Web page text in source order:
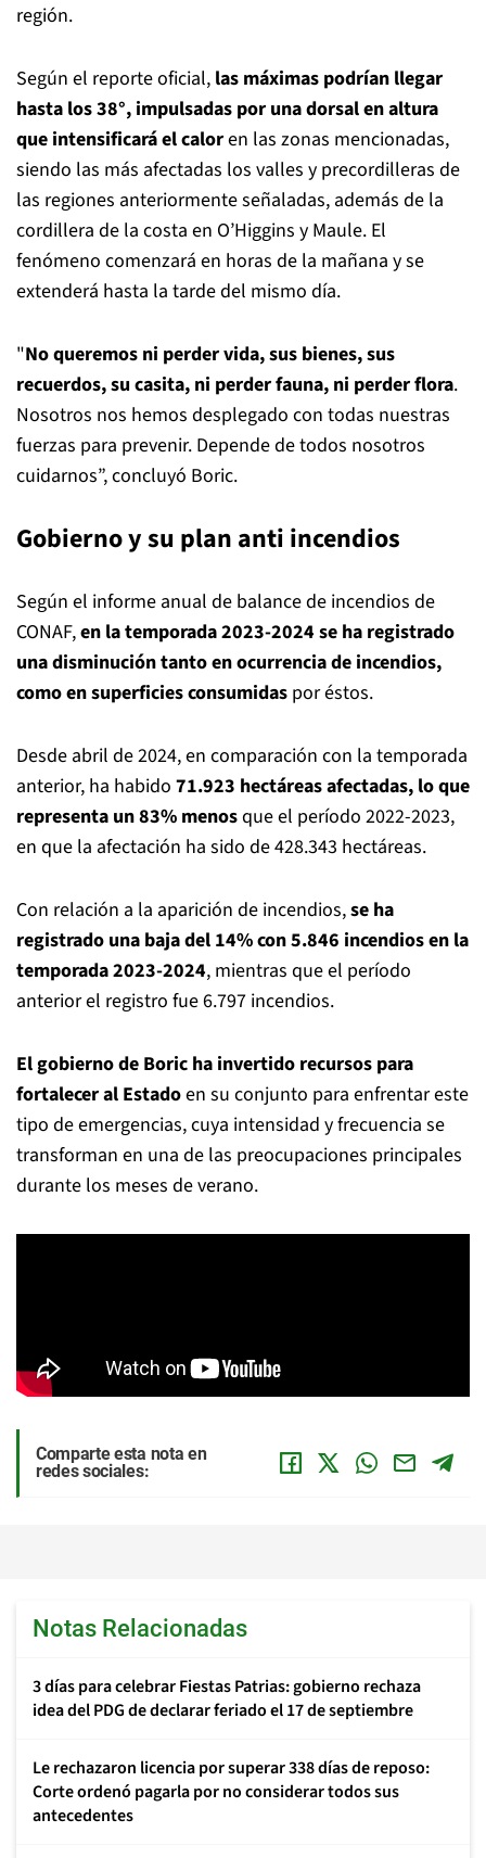
región.
Según el reporte oficial, las máximas podrían llegar
hasta los 38°, impulsadas por una dorsal en altura
que intensificará el caloren las zonas mencionadas,
siendo las más afectadas los valles y precordilleras de
las regiones anteriormente señaladas, además de la
cordillera de la costa en O’Higgins y Maule. El
fenómeno comenzará en horas de la mañana y se
extenderá hasta la tarde del mismo día.
"No queremos ni perder vida, sus bienes, sus
recuerdos, su casita, ni perder fauna, ni perder flora.
Nosotros nos hemos desplegado con todas nuestras
fuerzas para prevenir. Depende de todos nosotros
cuidarnos”, concluyó Boric.
Gobierno y su plan anti incendios
Según el informe anual de balance de incendios de
CONAF,en la temporada 2023-2024 se ha registrado
una disminución tanto en ocurrencia de incendios,
como en superficies consumidas por éstos.
Desde abril de 2024, en comparación con la temporada
anterior, ha habido 71.923 hectáreas afectadas, lo que
representa un 83% menosque el período 2022-2023,
en que la afectación ha sido de 428.343 hectáreas.
Con relación a la aparición de incendios,se ha
registrado una baja del 14% con 5.846 incendios en la
temporada 2023-2024, mientras que el período
anterior el registro fue 6.797 incendios.
El gobierno de Boric ha invertido recursos para
fortalecer al Estadoen su conjunto para enfrentar este
tipo de emergencias, cuya intensidad y frecuencia se
transforman en una de las preocupaciones principales
durante los meses de verano.
Comparte esta nota en
redes sociales:
Notas Relacionadas
3 días para celebrar Fiestas Patrias: gobierno rechaza
idea del PDG de declarar feriado el 17 de septiembre
Le rechazaron licencia por superar 338 días de reposo:
Corte ordenó pagarla por no considerar todos sus
antecedentes